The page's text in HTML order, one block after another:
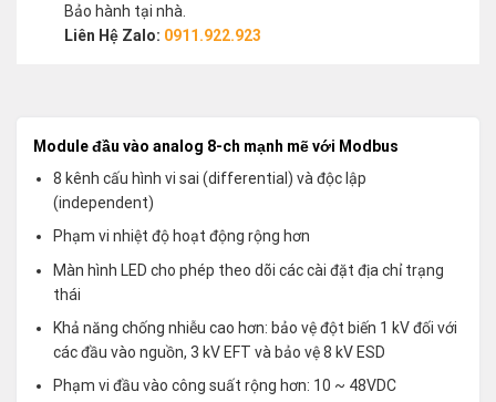
Bảo hành tại nhà.
Liên Hệ Zalo: 0911.922.923
Module đầu vào analog 8-ch mạnh mẽ với Modbus
8 kênh cấu hình vi sai (differential) và độc lập
(independent)
Phạm vi nhiệt độ hoạt động rộng hơn
Màn hình LED cho phép theo dõi các cài đặt địa chỉ trạng
thái
Khả năng chống nhiễu cao hơn: bảo vệ đột biến 1 kV đối với
các đầu vào nguồn, 3 kV EFT và bảo vệ 8 kV ESD
Phạm vi đầu vào công suất rộng hơn: 10 ~ 48VDC